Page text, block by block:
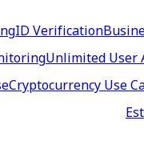
ID Verification
Unlimited User
Cryptocurrency Use